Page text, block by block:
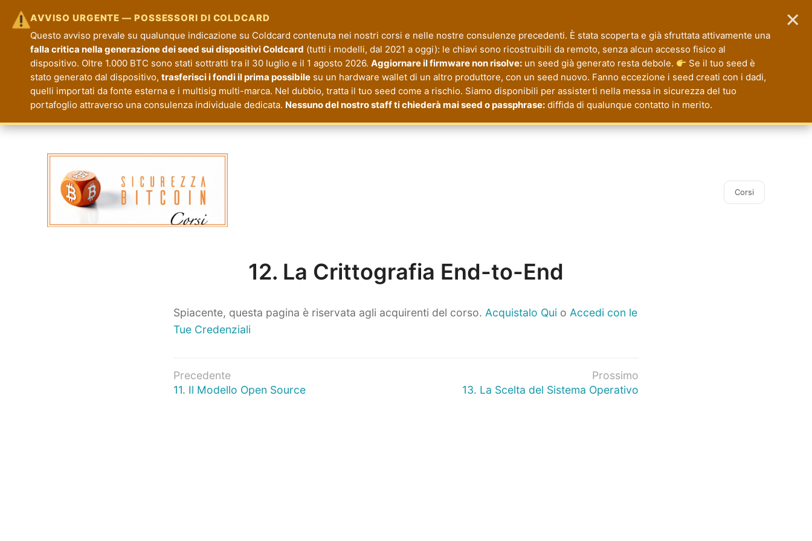
AVVISO URGENTE — POSSESSORI DI COLDCARD
Questo avviso prevale su qualunque indicazione su Coldcard contenuta nei nostri corsi e nelle nostre consulenze precedenti. È stata scoperta e già sfruttata attivamente una
falla critica nella generazione dei seed sui dispositivi Coldcard (tutti i modelli, dal 2021 a oggi): le chiavi sono ricostruibili da remoto, senza alcun accesso fisico al
dispositivo. Oltre 1.000 BTC sono stati sottratti tra il 30 luglio e il 1 agosto 2026. Aggiornare il firmware non risolve:un seed già generato resta debole.
Se il tuo seed è
stato generato dal dispositivo, trasferisci i fondi il prima possibilesu un hardware wallet di un altro produttore, con un seed nuovo. Fanno eccezione i seed creati con i dadi,
quelli importati da fonte esterna e i multisig multi-marca. Nel dubbio, tratta il tuo seed come a rischio. Siamo disponibili per assisterti nella messa in sicurezza del tuo
portafoglio attraverso una consulenza individuale dedicata. Nessuno del nostro staff ti chiederà mai seed o passphrase:diffida di qualunque contatto in merito.
×
Corsi
12. La Crittografia End-to-End
Spiacente, questa pagina è riservata agli acquirenti del corso. Acquistalo Qui o Accedi con le
Tue Credenziali
Navigazione
Precedente
Articolo
11. Il Modello Open Source
Prossimo
13. La Scelta del Sistema Operativo